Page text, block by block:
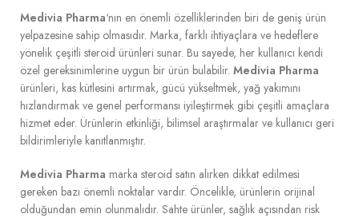
Medivia Pharma‘nın en önemli özelliklerinden biri de geniş ürün
yelpazesine sahip olmasıdır. Marka, farklı ihtiyaçlara ve hedeflere
yönelik çeşitli steroid ürünleri sunar. Bu sayede, her kullanıcı kendi
özel gereksinimlerine uygun bir ürün bulabilir. Medivia Pharma
ürünleri, kas kütlesini artırmak, gücü yükseltmek, yağ yakımını
hızlandırmak ve genel performansı iyileştirmek gibi çeşitli amaçlara
hizmet eder. Ürünlerin etkinliği, bilimsel araştırmalar ve kullanıcı geri
bildirimleriyle kanıtlanmıştır.
Medivia Pharma marka steroid satın alırken dikkat edilmesi
gereken bazı önemli noktalar vardır. Öncelikle, ürünlerin orijinal
olduğundan emin olunmalıdır. Sahte ürünler, sağlık açısından risk